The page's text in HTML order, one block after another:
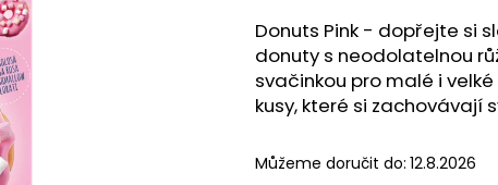
Donuts Pink - dopřejte si
donuty s neodolatelnou
svačinkou pro malé i
kusy, které si zachovávají
Můžeme doručit do: 12.8.2026